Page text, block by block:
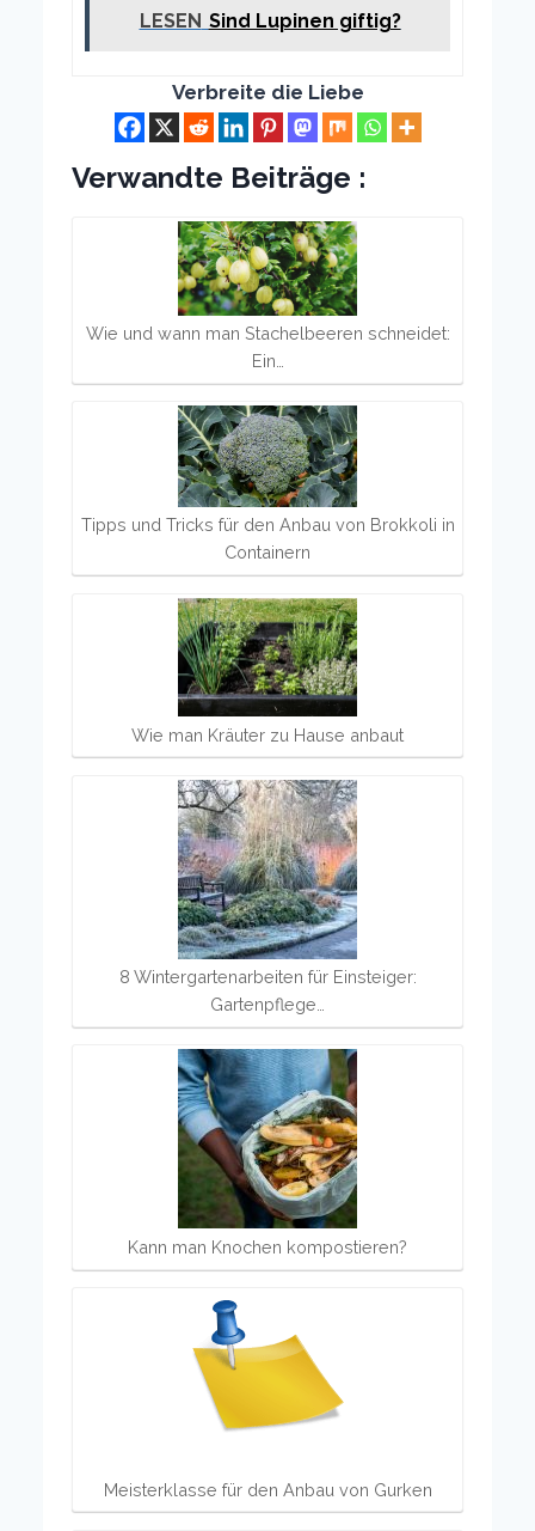
LESEN Sind Lupinen giftig?
Verbreite die Liebe
Verwandte Beiträge :
Wie und wann man Stachelbeeren schneidet:
Ein…
Tipps und Tricks für den Anbau von Brokkoli in
Containern
Wie man Kräuter zu Hause anbaut
8 Wintergartenarbeiten für Einsteiger:
Gartenpflege…
Kann man Knochen kompostieren?
Meisterklasse für den Anbau von Gurken